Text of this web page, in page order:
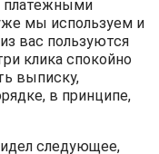
платежными
мы используем и
вас пользуются
клика спокойно
выписку,
в принципе,
следующее,